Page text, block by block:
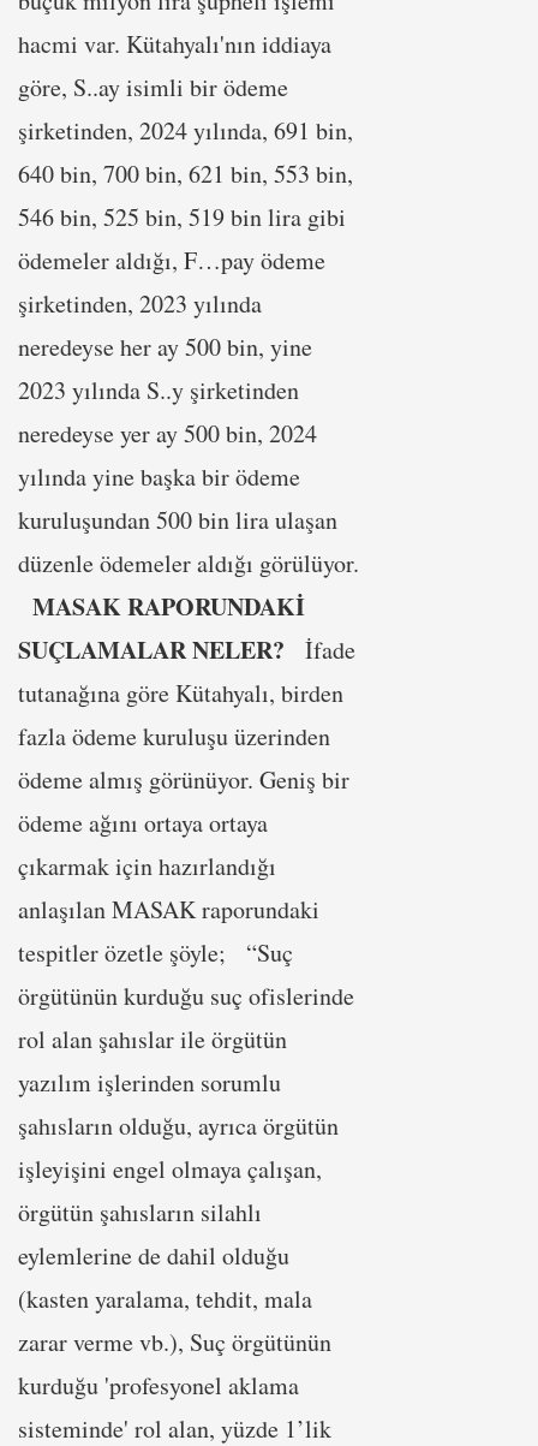
hacmi var. Kütahyalı'nın iddiaya
göre, S..ay isimli bir ödeme
şirketinden, 2024 yılında, 691 bin,
640 bin, 700 bin, 621 bin, 553 bin,
546 bin, 525 bin, 519 bin lira gibi
ödemeler aldığı, F…pay ödeme
şirketinden, 2023 yılında
neredeyse her ay 500 bin, yine
2023 yılında S..y şirketinden
neredeyse yer ay 500 bin, 2024
yılında yine başka bir ödeme
kuruluşundan 500 bin lira ulaşan
düzenle ödemeler aldığı görülüyor.
MASAK RAPORUNDAKİ
SUÇLAMALAR NELER? İfade
tutanağına göre Kütahyalı, birden
fazla ödeme kuruluşu üzerinden
ödeme almış görünüyor. Geniş bir
ödeme ağını ortaya ortaya
çıkarmak için hazırlandığı
anlaşılan MASAK raporundaki
tespitler özetle şöyle; “Suç
örgütünün kurduğu suç ofislerinde
rol alan şahıslar ile örgütün
yazılım işlerinden sorumlu
şahısların olduğu, ayrıca örgütün
işleyişini engel olmaya çalışan,
örgütün şahısların silahlı
eylemlerine de dahil olduğu
(kasten yaralama, tehdit, mala
zarar verme vb.), Suç örgütünün
kurduğu 'profesyonel aklama
sisteminde' rol alan, yüzde 1’lik